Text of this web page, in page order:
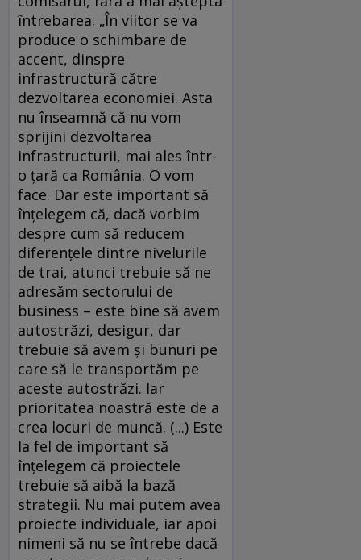
întrebarea: „În viitor se va
produce o schimbare de
accent, dinspre
infrastructură către
dezvoltarea economiei. Asta
nu înseamnă că nu vom
sprijini dezvoltarea
infrastructurii, mai ales într-
o ţară ca România. O vom
face. Dar este important să
înţelegem că, dacă vorbim
despre cum să reducem
diferenţele dintre nivelurile
de trai, atunci trebuie să ne
adresăm sectorului de
business – este bine să avem
autostrăzi, desigur, dar
trebuie să avem şi bunuri pe
care să le transportăm pe
aceste autostrăzi. Iar
prioritatea noastră este de a
crea locuri de muncă. (...) Este
la fel de important să
înţelegem că proiectele
trebuie să aibă la bază
strategii. Nu mai putem avea
proiecte individuale, iar apoi
nimeni să nu se întrebe dacă